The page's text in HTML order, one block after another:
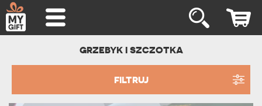
GRZEBYK I SZCZOTKA
FILTRUJ